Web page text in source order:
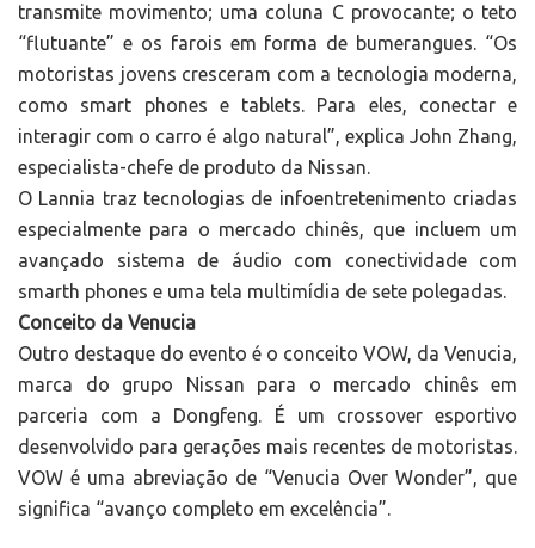
transmite movimento; uma coluna C provocante; o teto
“flutuante” e os farois em forma de bumerangues. “Os
motoristas jovens cresceram com a tecnologia moderna,
como smart phones e tablets. Para eles, conectar e
interagir com o carro é algo natural”, explica John Zhang,
especialista-chefe de produto da Nissan.
O Lannia traz tecnologias de infoentretenimento criadas
especialmente para o mercado chinês, que incluem um
avançado sistema de áudio com conectividade com
smarth phones e uma tela multimídia de sete polegadas.
Conceito da Venucia
Outro destaque do evento é o conceito VOW, da Venucia,
marca do grupo Nissan para o mercado chinês em
parceria com a Dongfeng. É um crossover esportivo
desenvolvido para gerações mais recentes de motoristas.
VOW é uma abreviação de “Venucia Over Wonder”, que
significa “avanço completo em excelência”.